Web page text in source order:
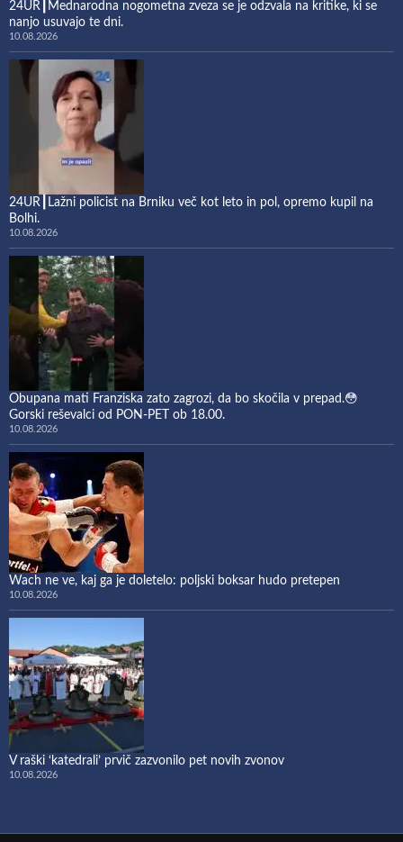
24UR┃Mednarodna nogometna zveza se je odzvala na kritike, ki se
nanjo usuvajo te dni.
10.08.2026
24UR┃Lažni policist na Brniku več kot leto in pol, opremo kupil na
Bolhi.
10.08.2026
Obupana mati Franziska zato zagrozi, da bo skočila v prepad.😳
Gorski reševalci od PON-PET ob 18.00.
10.08.2026
Wach ne ve, kaj ga je doletelo: poljski boksar hudo pretepen
10.08.2026
​V raški ‘katedrali’ prvič zazvonilo pet novih zvonov
10.08.2026